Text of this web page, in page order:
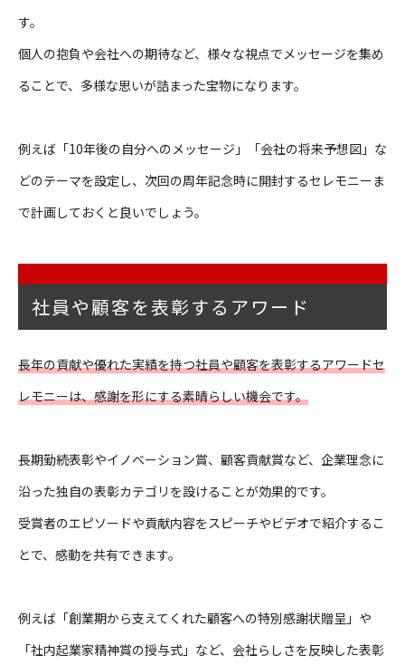
す。
個人の抱負や会社への期待など、様々な視点でメッセージを集め
ることで、多様な思いが詰まった宝物になります。
例えば「10年後の自分へのメッセージ」「会社の将来予想図」な
どのテーマを設定し、次回の周年記念時に開封するセレモニーま
で計画しておくと良いでしょう。
社員や顧客を表彰するアワード
長年の貢献や優れた実績を持つ社員や顧客を表彰するアワードセ
レモニーは、感謝を形にする素晴らしい機会です。
長期勤続表彰やイノベーション賞、顧客貢献賞など、企業理念に
沿った独自の表彰カテゴリを設けることが効果的です。
受賞者のエピソードや貢献内容をスピーチやビデオで紹介するこ
とで、感動を共有できます。
例えば「創業期から支えてくれた顧客への特別感謝状贈呈」や
「社内起業家精神賞の授与式」など、会社らしさを反映した表彰